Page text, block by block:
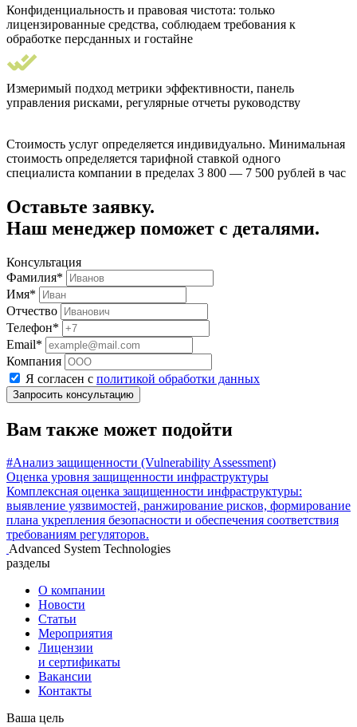
Конфиденциальность и правовая чистота: только
лицензированные средства, соблюдаем требования к
обработке персданных и гостайне
Измеримый подход метрики эффективности, панель
управления рисками, регулярные отчеты руководству
Стоимость услуг определяется индивидуально. Минимальная
стоимость определяется тарифной ставкой одного
специалиста компании в пределах 3 800 — 7 500 рублей в час
Оставьте заявку.
Наш менеджер поможет с деталями.
Консультация
Фамилия*
Имя*
Отчество
Телефон*
Email*
Компания
Я согласен с политикой обработки данных
Запросить консультацию
Вам также может подойти
#Анализ защищенности (Vulnerability Assessment)
Оценка уровня защищенности инфраструктуры
Комплексная оценка защищенности инфраструктуры:
выявление уязвимостей, ранжирование рисков, формирование
плана укрепления безопасности и обеспечения соответствия
требованиям регуляторов.
Advanced System Technologies
разделы
О компании
Новости
Статьи
Мероприятия
Лицензии
и сертификаты
Вакансии
Контакты
Ваша цель